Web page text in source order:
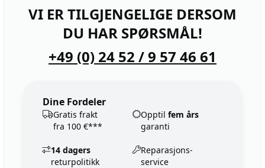
VI ER TILGJENGELIGE DERSOM
DU HAR SPØRSMÅL!
+49 (0) 24 52 / 9 57 46 61
Dine Fordeler
Gratis frakt
fra 100 €***
Opptil fem års
garanti
14 dagers
returpolitikk
Reparasjons-
service